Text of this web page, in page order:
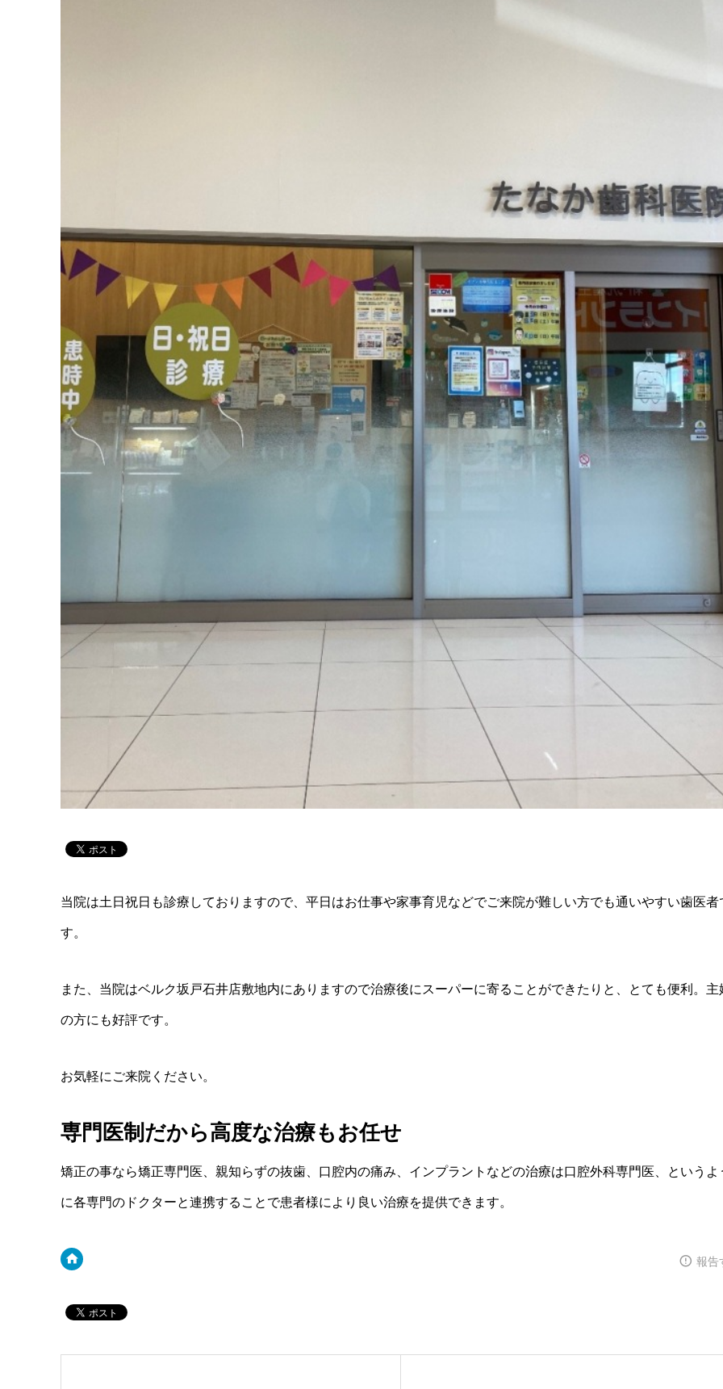
当院は土日祝日も診療しておりますので、平日はお仕事や家事育児などでご来院が難しい方でも通いやすい歯医者
す。
また、当院はベルク坂戸石井店敷地内にありますので治療後にスーパーに寄ることができたりと、とても便利。主
の方にも好評です。
お気軽にご来院ください。
専門医制だから高度な治療もお任せ
矯正の事なら矯正専門医、親知らずの抜歯、口腔内の痛み、インプラントなどの治療は口腔外科専門医、というよ
に各専門のドクターと連携することで患者様により良い治療を提供できます。
報告